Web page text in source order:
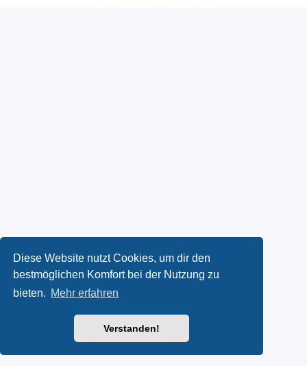
Diese Website nutzt Cookies, um dir den
bestmöglichen Komfort bei der Nutzung zu
bieten. Mehr erfahren
Verstanden!